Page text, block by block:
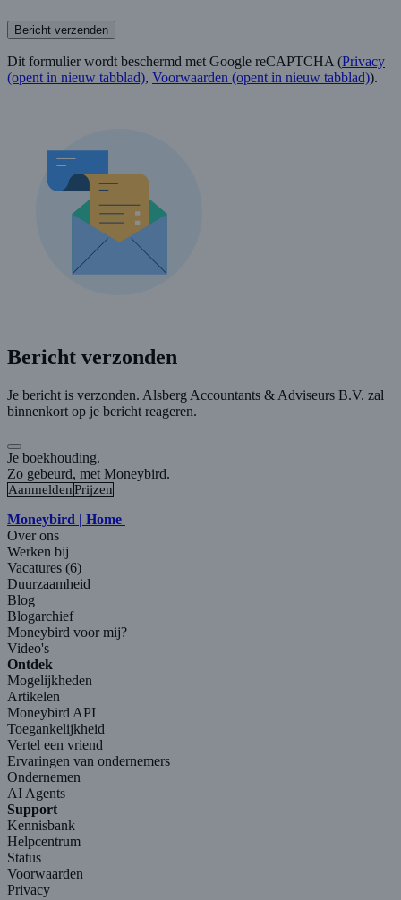
Bericht verzenden
Dit formulier wordt beschermd met Google reCAPTCHA (Privacy
(opent in nieuw tabblad), Voorwaarden (opent in nieuw tabblad)).
Bericht verzonden
Je bericht is verzonden. Alsberg Accountants & Adviseurs B.V. zal
binnenkort op je bericht reageren.